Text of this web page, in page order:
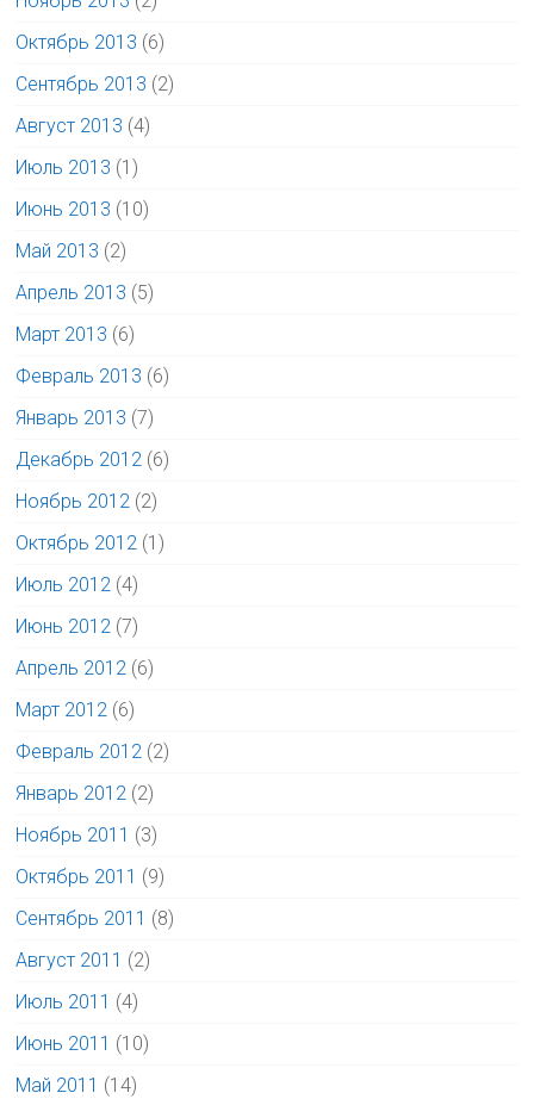
Октябрь 2013 (6)
Сентябрь 2013 (2)
Август 2013 (4)
Июль 2013 (1)
Июнь 2013 (10)
Май 2013 (2)
Апрель 2013 (5)
Март 2013 (6)
Февраль 2013 (6)
Январь 2013 (7)
Декабрь 2012 (6)
Ноябрь 2012 (2)
Октябрь 2012 (1)
Июль 2012 (4)
Июнь 2012 (7)
Апрель 2012 (6)
Март 2012 (6)
Февраль 2012 (2)
Январь 2012 (2)
Ноябрь 2011 (3)
Октябрь 2011 (9)
Сентябрь 2011 (8)
Август 2011 (2)
Июль 2011 (4)
Июнь 2011 (10)
Май 2011 (14)